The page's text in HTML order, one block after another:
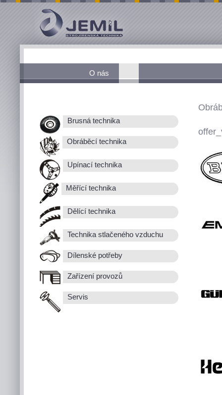
O nás
Brusná technika
Obráběcí technika
Upínací technika
Měřící technika
Dělící technika
Technika stlačeného vzduchu
Dílenské potřeby
Zařízení provozů
Servis